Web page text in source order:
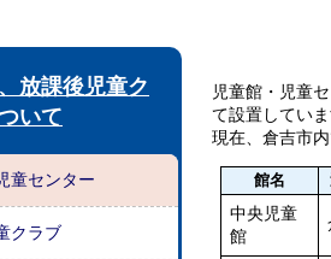
放課後児童ク
いて
童センター
クラブ
児童館・児童
て設置していま
現在、倉吉市
館名
中央児童
館